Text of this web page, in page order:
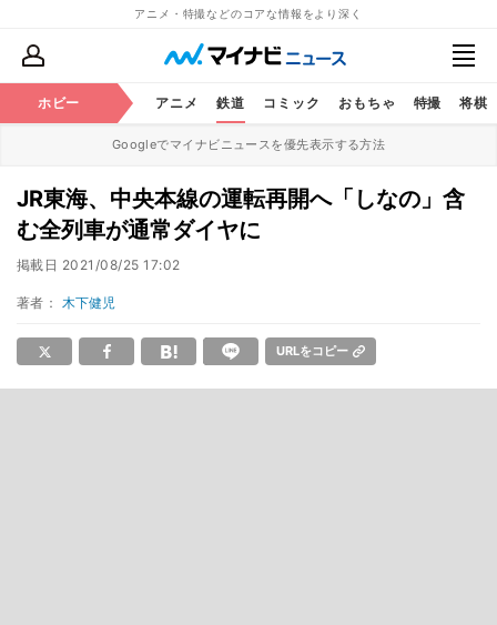
アニメ・特撮などのコアな情報をより深く
ホビー アニメ 鉄道 コミック おもちゃ 特撮 将棋
Googleでマイナビニュースを優先表示する方法
JR東海、中央本線の運転再開へ「しなの」含
む全列車が通常ダイヤに
掲載日 2021/08/25 17:02
著者： 木下健児
URLをコピー